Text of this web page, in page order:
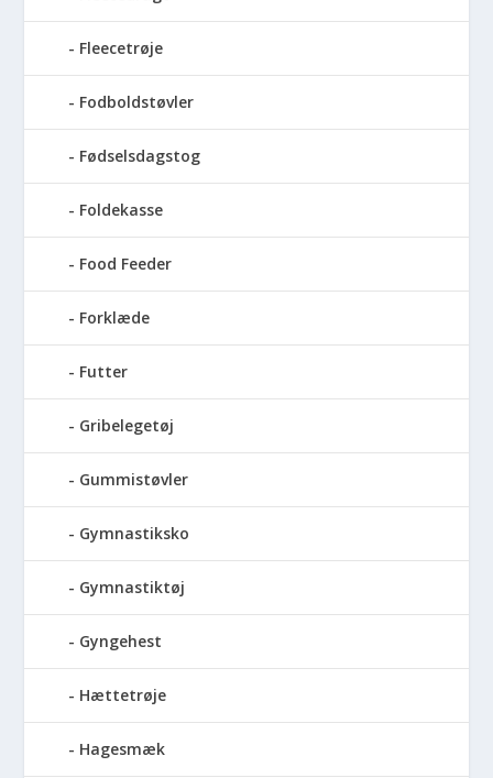
Fleecetrøje
Fodboldstøvler
Fødselsdagstog
Foldekasse
Food Feeder
Forklæde
Futter
Gribelegetøj
Gummistøvler
Gymnastiksko
Gymnastiktøj
Gyngehest
Hættetrøje
Hagesmæk